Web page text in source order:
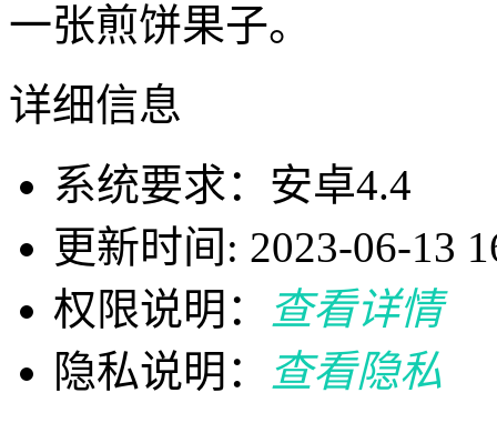
一张煎饼果子。
详细信息
系统要求：安卓4.4
更新时间: 2023-06-13
权限说明：
查看详情
隐私说明：
查看隐私